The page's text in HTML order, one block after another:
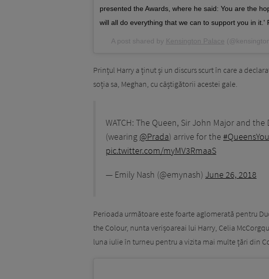
presented the Awards, where he said: You are the
will all do everything that we can to support you in it.'
A post shared by Kensington Palace
Prințul Harry a ținut și un discurs scurt în care a
soția sa, Meghan, cu câștigătorii acestei gale.
WATCH: The Queen, Sir John Major and the
(wearing @Prada) arrive for the
pic.twitter.com/myMV3RmaaS
— Emily Nash (@emynash) June 26, 2018
Perioada următoare este foarte aglomerată pentru
the Colour, nunta verișoareai lui Harry, Celia
luna iulie în turneu pentru a vizita mai multe țări din